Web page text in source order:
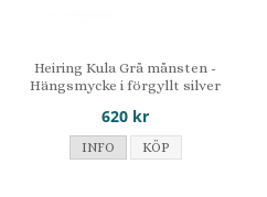
Heiring Kula Grå månsten -
Hängsmycke i förgyllt silver
620 kr
INFO KÖP